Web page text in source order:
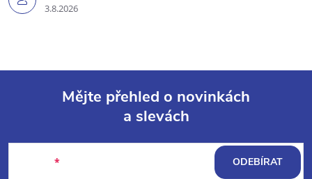
3.8.2026
Mějte přehled o novinkách
a slevách
ODEBÍRAT